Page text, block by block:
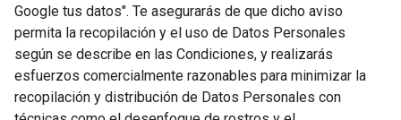
Google tus datos". Te asegurarás de que dicho aviso
permita la recopilación y el uso de Datos Personales
según se describe en las Condiciones, y realizarás
esfuerzos comercialmente razonables para minimizar la
recopilación y distribución de Datos Personales con